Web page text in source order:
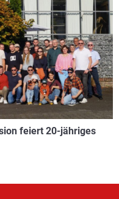
feiert 20-jähriges